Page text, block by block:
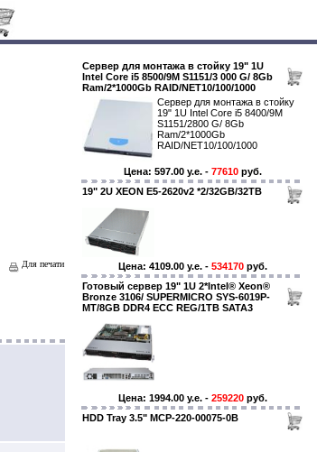
Для печати
Сервер для монтажа в стойку 19" 1U
Intel Core i5 8500/9M S1151/3 000 G/ 8Gb
Ram/2*1000Gb RAID/NET10/100/1000
Сервер для монтажа в стойку
19" 1U Intel Core i5 8400/9M
S1151/2800 G/ 8Gb
Ram/2*1000Gb
RAID/NET10/100/1000
Цена: 597.00 y.e. - 77610руб.
19" 2U XEON E5-2620v2 *2/32GB/32TB
Цена: 4109.00 y.e. - 534170руб.
Готовый сервер 19" 1U 2*Intel® Xeon®
Bronze 3106/ SUPERMICRO SYS-6019P-
MT/8GB DDR4 ECC REG/1TB SATA3
Цена: 1994.00 y.e. - 259220руб.
HDD Tray 3.5" MCP-220-00075-0B